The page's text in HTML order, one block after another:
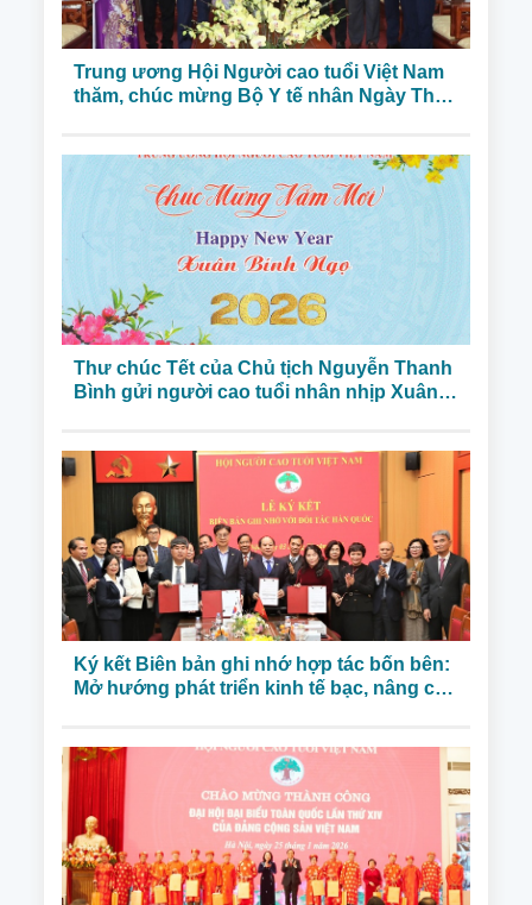
Trung ương Hội Người cao tuổi Việt Nam
thăm, chúc mừng Bộ Y tế nhân Ngày Thầy
Thư chúc Tết của Chủ tịch Nguyễn Thanh
Bình gửi người cao tuổi nhân nhịp Xuân
Ký kết Biên bản ghi nhớ hợp tác bốn bên:
Mở hướng phát triển kinh tế bạc, nâng cao